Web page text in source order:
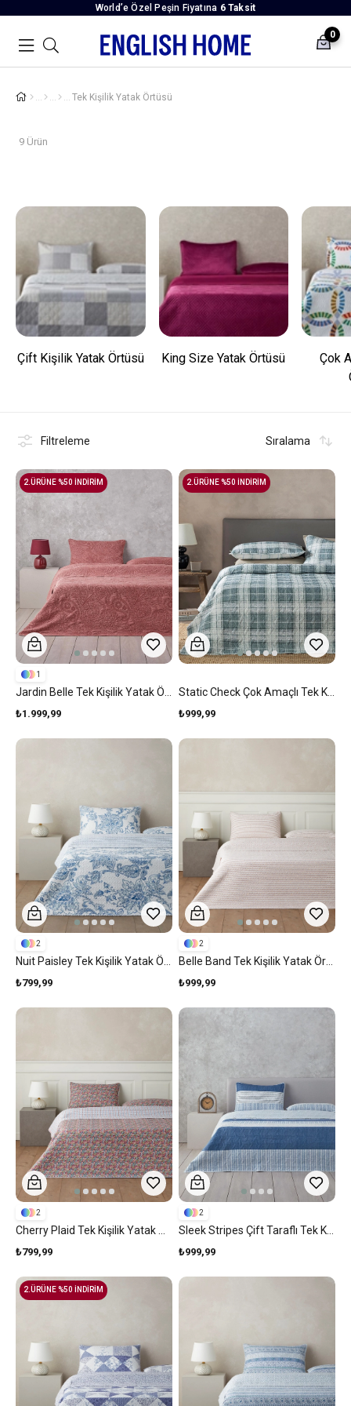
World’e Özel Peşin Fiyatına 6 Taksit
0
Tek Kişilik Yatak Örtüsü
9 Ürün
Çift Kişilik Yatak Örtüsü King Size Yatak Örtüsü
Çok
Filtreleme Sıralama
₺1.999,99
1
2.ÜRÜNE %50 İNDİRİM
₺999,99
2.ÜRÜNE %50 İNDİRİM
₺799,99
2
₺999,99
2
₺799,99
2
₺999,99
2
2.ÜRÜNE %50 İNDİRİM